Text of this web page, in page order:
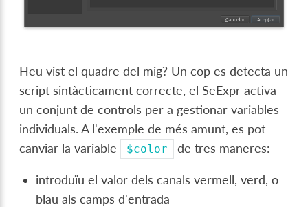
Heu vist el quadre del mig? Un cop es detecta un
script sintàcticament correcte, el SeExpr activa
un conjunt de controls per a gestionar variables
individuals. A l'exemple de més amunt, es pot
canviar la variable
$color de tres maneres:
introduïu el valor dels canals vermell, verd, o
blau als camps d'entrada